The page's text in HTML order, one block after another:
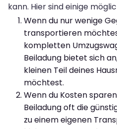
kann. Hier sind einige
Wenn du nur wenige
transportieren
kompletten
Beiladung bietet sich
kleinen Teil deines
möchtest.
Wenn du Kosten
Beiladung oft die
zu einem eigenen